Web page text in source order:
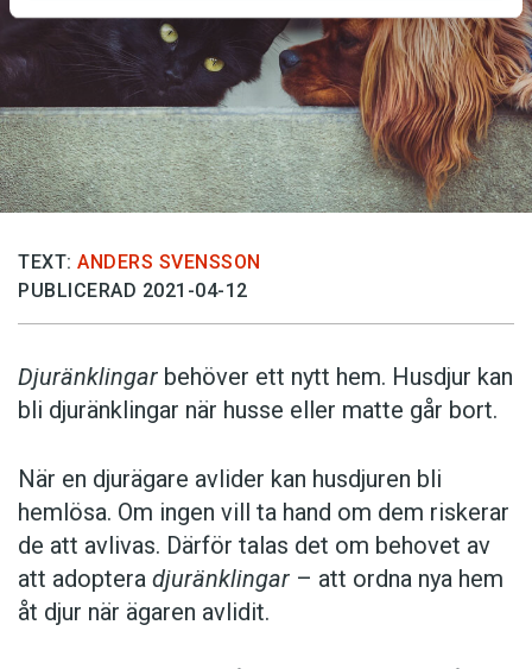
TEXT: ANDERS SVENSSON
PUBLICERAD 2021-04-12
Djuränklingar behöver ett nytt hem. Husdjur kan
bli djuränklingar när husse eller matte går bort.
När en djurägare avlider kan husdjuren bli
hemlösa. Om ingen vill ta hand om dem riskerar
de att avlivas. Därför talas det om behovet av
att adoptera djuränklingar – att ordna nya hem
åt djur när ägaren avlidit.